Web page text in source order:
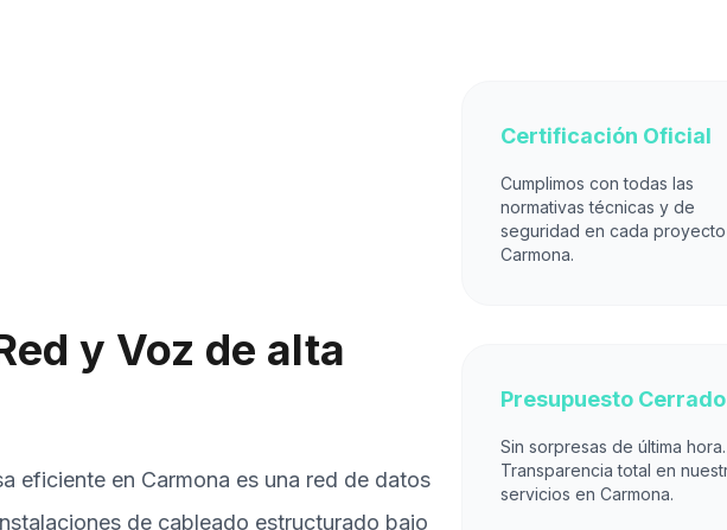
y Voz de alta
eficiente en Carmona es una red de datos
de cableado estructurado bajo
Certificación Oficial
Cumplimos con todas las
normativas técnicas y de
seguridad en cada
Carmona.
Presupuesto Cerrado
Sin sorpresas de última hora.
Transparencia total en
servicios en Carmona.